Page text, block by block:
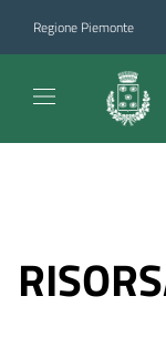
Regione Piemonte